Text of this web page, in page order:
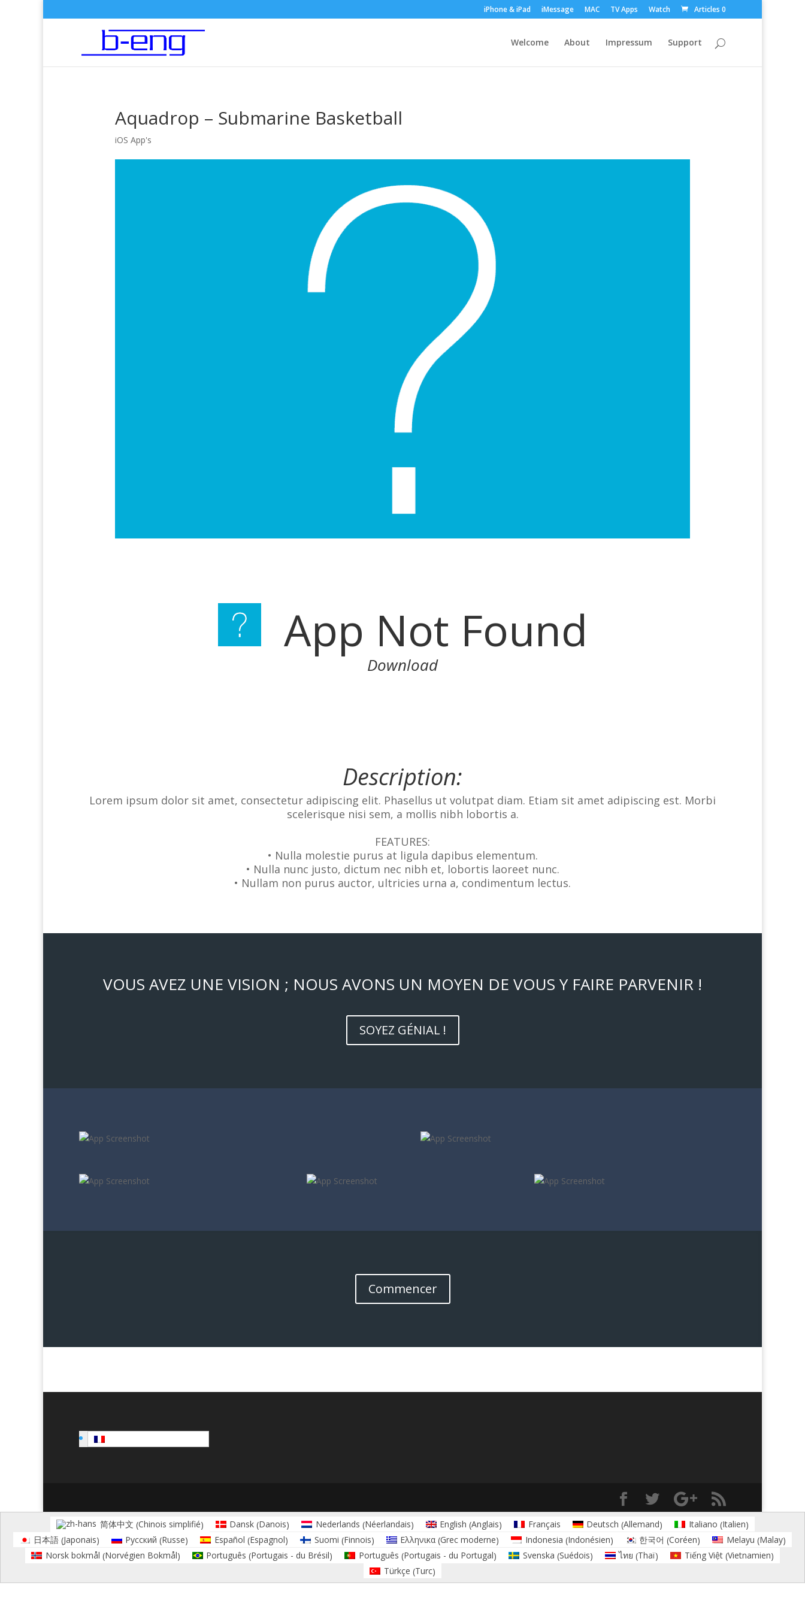
iPhone & iPad iMessage MAC TV Apps Watch Articles 0
Welcome About Impressum Support
Aquadrop – Submarine Basketball
iOS App's
App Not Found
Download
Description:
Lorem ipsum dolor sit amet, consectetur adipiscing elit. Phasellus ut volutpat diam. Etiam sit amet adipiscing est. Morbi
scelerisque nisi sem, a mollis nibh lobortis a.
FEATURES:
• Nulla molestie purus at ligula dapibus elementum.
• Nulla nunc justo, dictum nec nibh et, lobortis laoreet nunc.
• Nullam non purus auctor, ultricies urna a, condimentum lectus.
VOUS AVEZ UNE VISION ; NOUS AVONS UN MOYEN DE VOUS Y FAIRE PARVENIR !
SOYEZ GÉNIAL !
Commencer
简体中文 (Chinois simplifié) Dansk (Danois) Nederlands (Néerlandais) English (Anglais) Français Deutsch (Allemand) Italiano (Italien)
日本語(Japonais) Русский (Russe) Español (Espagnol) Suomi (Finnois) Ελληνικα (Grec moderne) Indonesia (Indonésien) 한국어 (Coréen) Melayu (Malay)
Norsk bokmål (Norvégien Bokmål) Português (Portugais - du Brésil) Português (Portugais - du Portugal) Svenska (Suédois) ไทย (Thaï) Tiếng Việt(Vietnamien)
Türkçe (Turc)